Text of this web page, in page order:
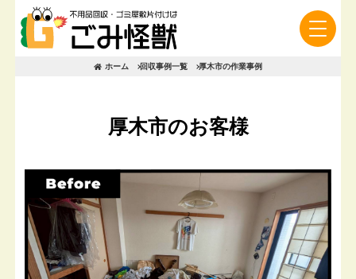
ホーム 回収事例一覧 厚木市の作業事例
厚木市のお客様